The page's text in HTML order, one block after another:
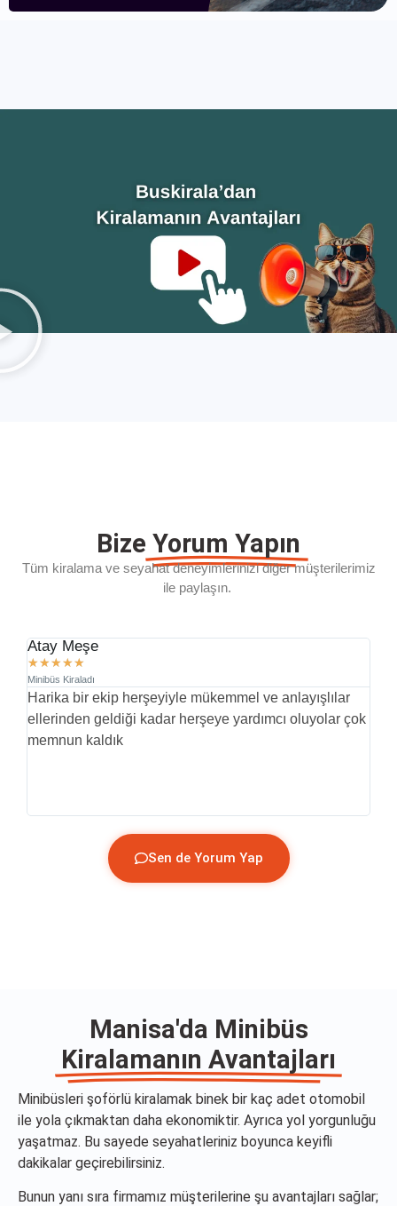
Bize Yorum Yapın
Tüm kiralama ve seyahat deneyimlerinizi diğer müşterilerimiz
ile paylaşın.
Atay Meşe
★★★★★
Minibüs Kiraladı
Harika bir ekip herşeyiyle mükemmel ve anlayışlılar
ellerinden geldiği kadar herşeye yardımcı oluyolar çok
memnun kaldık
Sen de Yorum Yap
Manisa'da Minibüs
Kiralamanın Avantajları
Minibüsleri şoförlü kiralamak binek bir kaç adet otomobil
ile yola çıkmaktan daha ekonomiktir. Ayrıca yol yorgunluğu
yaşatmaz. Bu sayede seyahatleriniz boyunca keyifli
dakikalar geçirebilirsiniz.
Bunun yanı sıra firmamız müşterilerine şu avantajları sağlar;